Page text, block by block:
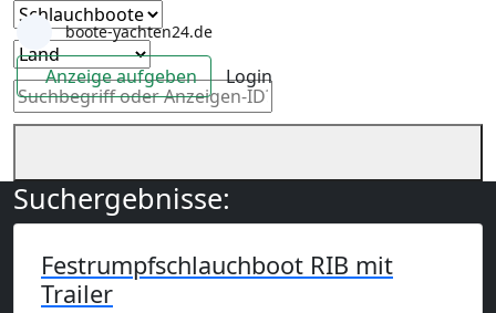
boote-yachten24.de
Anzeige aufgeben Login
Suchergebnisse:
Festrumpfschlauchboot RIB mit
Trailer